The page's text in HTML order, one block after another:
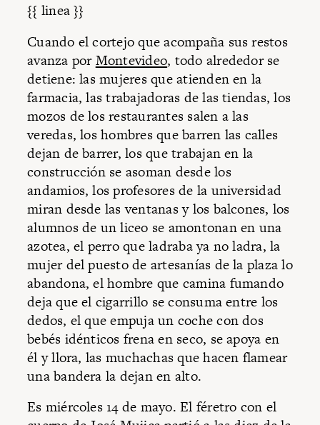
{{ linea }}
Cuando el cortejo que acompaña sus restos
avanza porMontevideo, todo alrededor se
detiene: las mujeres que atienden en la
farmacia, las trabajadoras de las tiendas, los
mozos de los restaurantes salen a las
veredas, los hombres que barren las calles
dejan de barrer, los que trabajan en la
construcción se asoman desde los
andamios, los profesores de la universidad
miran desde las ventanas y los balcones, los
alumnos de un liceo se amontonan en una
azotea, el perro que ladraba ya no ladra, la
mujer del puesto de artesanías de la plaza lo
abandona, el hombre que camina fumando
deja que el cigarrillo se consuma entre los
dedos, el que empuja un coche con dos
bebés idénticos frena en seco, se apoya en
él y llora, las muchachas que hacen flamear
una bandera la dejan en alto.
Es miércoles 14 de mayo. El féretro con el